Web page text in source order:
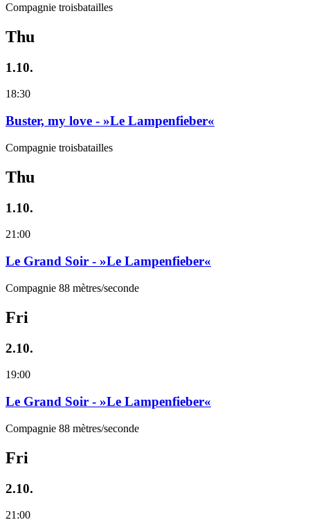
Compagnie troisbatailles
Thu
1.10.
18:30
Buster, my love - »Le Lampenfieber«
Compagnie troisbatailles
Thu
1.10.
21:00
Le Grand Soir - »Le Lampenfieber«
Compagnie 88 mètres/seconde
Fri
2.10.
19:00
Le Grand Soir - »Le Lampenfieber«
Compagnie 88 mètres/seconde
Fri
2.10.
21:00